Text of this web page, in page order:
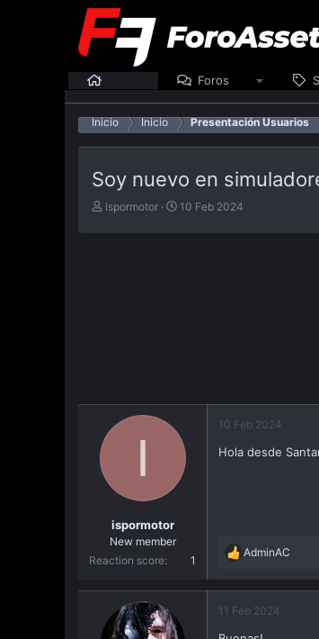
Foros
Inicio Inicio Presentación Usuarios
Soy nuevo en
E
ispormotor
F
c
ó
n
10 Feb 2024
I
ispormotor
New member
Reaction score
1
10 Feb 2024
Hola desde
R
a
c
AdminAC
11 Feb 2024